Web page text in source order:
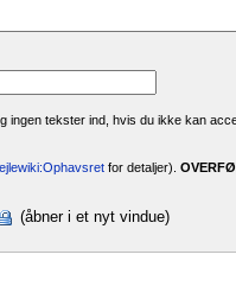
ingen tekster ind, hvis du ikke kan
for detaljer).
(åbner i et nyt vindue)